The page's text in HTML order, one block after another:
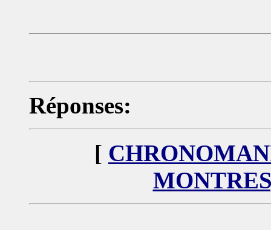
Réponses:
[